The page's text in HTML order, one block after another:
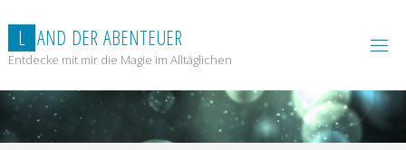
Inhalt
springen
L AND DER ABENTEUER
Entdecke mit mir die Magie im Alltäglichen